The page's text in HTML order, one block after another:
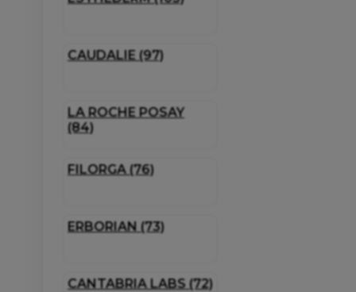
CAUDALIE (97)
LA ROCHE POSAY
(84)
FILORGA (76)
ERBORIAN (73)
CANTABRIA LABS (72)